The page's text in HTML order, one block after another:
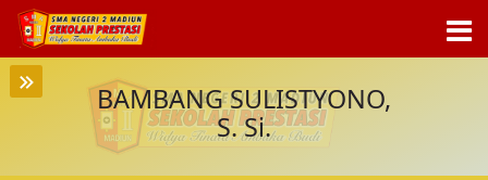
Skip to navigation
Skip to login form
Skip to main content
Skip to footer
BAMBANG SULISTYONO,
S. Si.